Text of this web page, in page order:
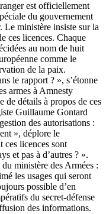
est officiellement
du gouvernement
Le ministère insiste sur la
ces licences. Chaque
au nom de huit
comme le
de la paix.
le rapport ? », s’étonne
armes à Amnesty
de détails à propos de ces
Guillaume Gontard
des autorisations :
», déplore le
ces licences sont
et pas à d’autres ? ».
ministère des Armées :
les usages qui seront
possible d’en
du secret-défense
des informations.